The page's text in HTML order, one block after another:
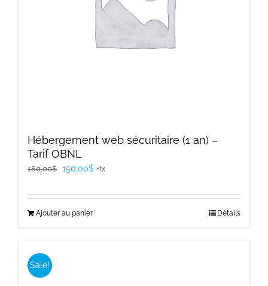
Hébergement web sécuritaire (1 an) –
Tarif OBNL
180,00$ Le
initial
était :
150,00$ Le
actuel
+tx
Ajouter au panier Détails
Sale!